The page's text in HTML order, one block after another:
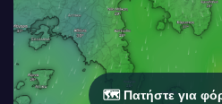
🗺️ Πατήστε για